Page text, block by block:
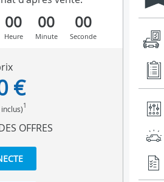
00
Heure
00
Minute
00
Seconde
€
1
OFFRES